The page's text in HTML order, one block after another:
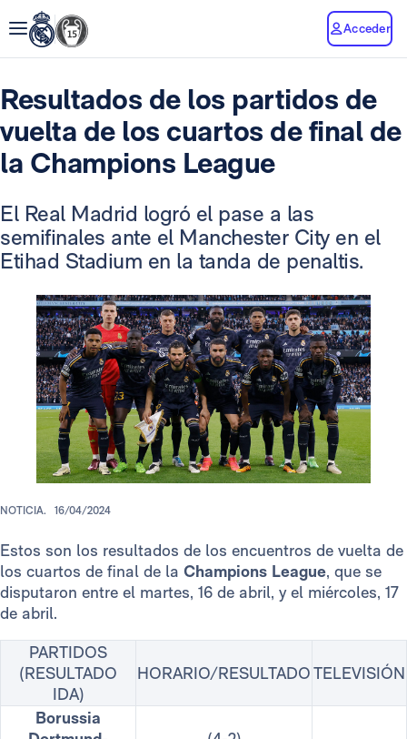
Acceder
Resultados de los partidos de
vuelta de los cuartos de final de
la Champions League
El Real Madrid logró el pase a las
semifinales ante el Manchester City en el
Etihad Stadium en la tanda de penaltis.
NOTICIA. 16/04/2024
Estos son los resultados de los encuentros de vuelta de
los cuartos de final de la Champions League, que se
disputaron entre el martes, 16 de abril, y el miércoles, 17
de abril.
PARTIDOS
(RESULTADO
IDA)
HORARIO/RESULTADOTELEVISIÓN
Borussia